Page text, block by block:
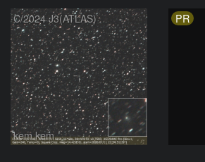
C/2024 J3(ATLAS)
kem.kem
PR